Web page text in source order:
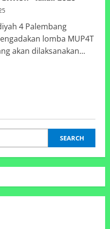
4 Palembang
lomba MUP4T
akan dilaksanakan...
SEARCH